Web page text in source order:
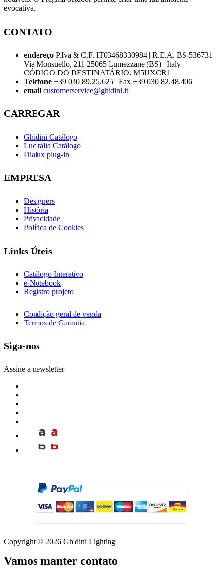
evocativa.
CONTATO
endereço P.Iva & C.F. IT03468330984 | R.E.A. BS-536731
Via Monsuello, 211 25065 Lumezzane (BS) | Italy
CÓDIGO DO DESTINATÁRIO: M5UXCR1
Telefone +39 030 89.25.625 | Fax +39 030 82.48.406
email customerservice@ghidini.it
CARREGAR
Ghidini Catálogo
Lucitalia Catálogo
Dialux plug-in
EMPRESA
Designers
História
Privacidade
Política de Cookies
Links Úteis
Catálogo Interativo
e-Notebook
Registro projeto
Condição geral de venda
Termos de Garantia
Siga-nos
Assine a newsletter
Copyright © 2026 Ghidini Lighting
Vamos manter contato